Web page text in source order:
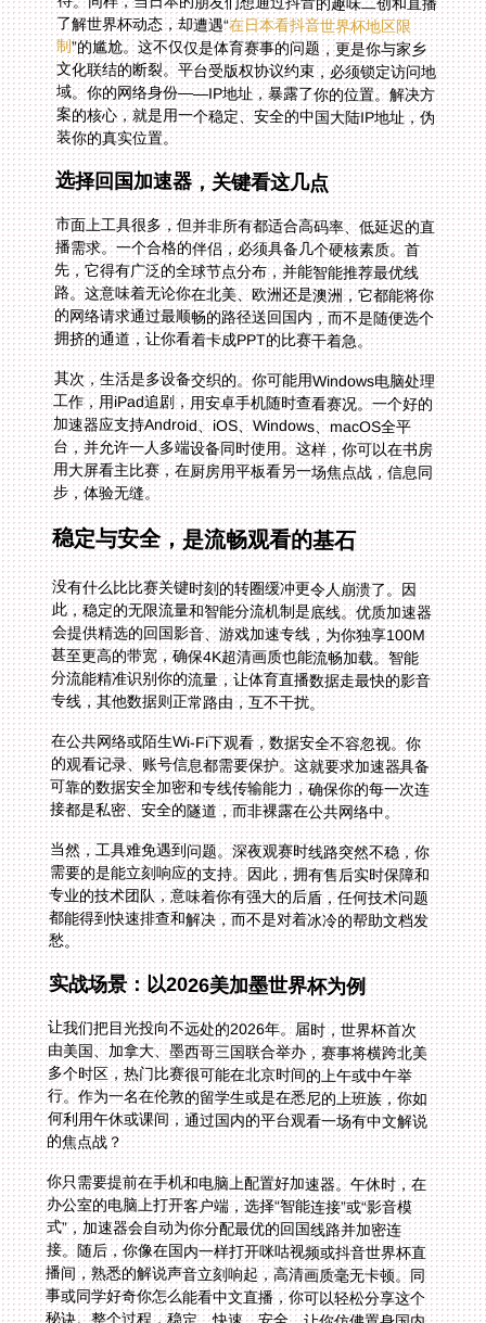
了解世界杯动态，却遭遇“在日本看抖音世界杯地区限
制”的尴尬。这不仅仅是体育赛事的问题，更是你与家乡
文化联结的断裂。平台受版权协议约束，必须锁定访问地
域。你的网络身份——IP地址，暴露了你的位置。解决方
案的核心，就是用一个稳定、安全的中国大陆IP地址，伪
装你的真实位置。
选择回国加速器，关键看这几点
市面上工具很多，但并非所有都适合高码率、低延迟的直
播需求。一个合格的伴侣，必须具备几个硬核素质。首
先，它得有广泛的全球节点分布，并能智能推荐最优线
路。这意味着无论你在北美、欧洲还是澳洲，它都能将你
的网络请求通过最顺畅的路径送回国内，而不是随便选个
拥挤的通道，让你看着卡成PPT的比赛干着急。
其次，生活是多设备交织的。你可能用Windows电脑处理
工作，用iPad追剧，用安卓手机随时查看赛况。一个好的
加速器应支持Android、iOS、Windows、macOS全平
台，并允许一人多端设备同时使用。这样，你可以在书房
用大屏看主比赛，在厨房用平板看另一场焦点战，信息同
步，体验无缝。
稳定与安全，是流畅观看的基石
没有什么比比赛关键时刻的转圈缓冲更令人崩溃了。因
此，稳定的无限流量和智能分流机制是底线。优质加速器
会提供精选的回国影音、游戏加速专线，为你独享100M
甚至更高的带宽，确保4K超清画质也能流畅加载。智能
分流能精准识别你的流量，让体育直播数据走最快的影音
专线，其他数据则正常路由，互不干扰。
在公共网络或陌生Wi-Fi下观看，数据安全不容忽视。你
的观看记录、账号信息都需要保护。这就要求加速器具备
可靠的数据安全加密和专线传输能力，确保你的每一次连
接都是私密、安全的隧道，而非裸露在公共网络中。
当然，工具难免遇到问题。深夜观赛时线路突然不稳，你
需要的是能立刻响应的支持。因此，拥有售后实时保障和
专业的技术团队，意味着你有强大的后盾，任何技术问题
都能得到快速排查和解决，而不是对着冰冷的帮助文档发
愁。
实战场景：以2026美加墨世界杯为例
让我们把目光投向不远处的2026年。届时，世界杯首次
由美国、加拿大、墨西哥三国联合举办，赛事将横跨北美
多个时区，热门比赛很可能在北京时间的上午或中午举
行。作为一名在伦敦的留学生或是在悉尼的上班族，你如
何利用午休或课间，通过国内的平台观看一场有中文解说
的焦点战？
你只需要提前在手机和电脑上配置好加速器。午休时，在
办公室的电脑上打开客户端，选择“智能连接”或“影音模
式”，加速器会自动为你分配最优的回国线路并加密连
接。随后，你像在国内一样打开咪咕视频或抖音世界杯直
播间，熟悉的解说声音立刻响起，高清画质毫无卡顿。同
事或同学好奇你怎么能看中文直播，你可以轻松分享这个
秘诀。整个过程，稳定、快速、安全，让你仿佛置身国内